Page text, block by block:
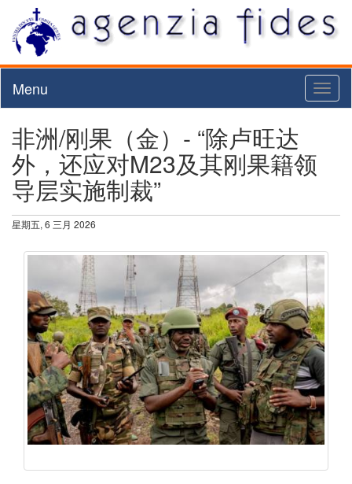
Menu
非洲/刚果（金）- “除卢旺达
外，还应对M23及其刚果籍领
导层实施制裁”
星期五, 6 三月 2026